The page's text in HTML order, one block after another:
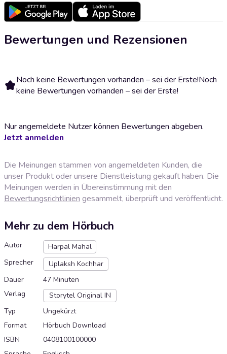
Bewertungen und Rezensionen
Noch keine Bewertungen vorhanden – sei der Erste!Noch
keine Bewertungen vorhanden – sei der Erste!
Nur angemeldete Nutzer können Bewertungen abgeben.
Jetzt anmelden
Die Meinungen stammen von angemeldeten Kunden, die
unser Produkt oder unsere Dienstleistung gekauft haben. Die
Meinungen werden in Übereinstimmung mit den
Bewertungsrichtlinien gesammelt, überprüft und veröffentlicht.
Mehr zu dem Hörbuch
Autor
Harpal Mahal
Sprecher
Uplaksh Kochhar
Dauer
47 Minuten
Verlag
Storytel Original IN
Typ
Ungekürzt
Format
Hörbuch Download
ISBN
0408100100000